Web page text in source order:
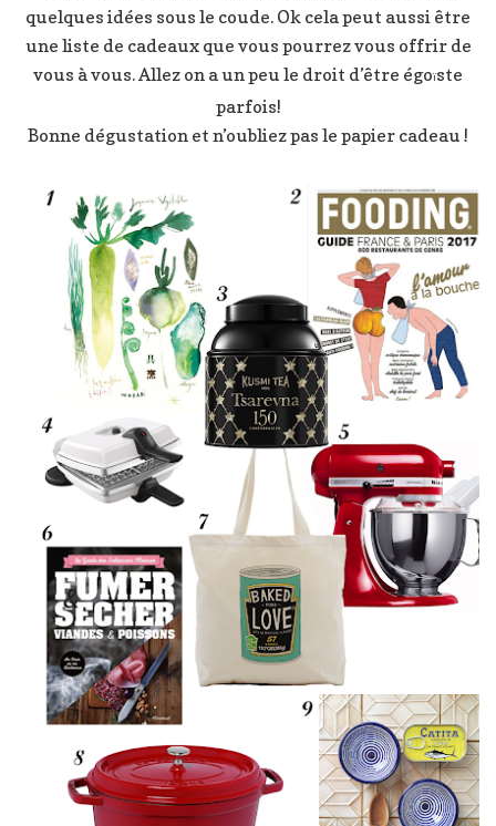
quelques idées sous le coude. Ok cela peut aussi être
une liste de cadeaux que vous pourrez vous offrir de
vous à vous. Allez on a un peu le droit d’être égoïste
parfois!
Bonne dégustation et n’oubliez pas le papier cadeau !